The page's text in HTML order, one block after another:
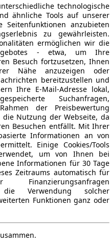
technologische
ähnliche Tools auf unserer
anzubieten
zu gewährleisten.
ermöglichen wir die
- etwa, um Ihre
Besuch fortzusetzen, Ihnen
Nähe anzuzeigen oder
bereitzustellen und
Ihre E-Mail-Adresse lokal,
Suchanfragen,
der Preisbewertung
Nutzung der Webseite, da
Besuchen entfällt. Mit Ihrer
Informationen an von
Einige Cookies/Tools
um von Ihnen bei
Informationen für 30 Tage
Zeitraums automatisch für
die Verwendung solcher
Funktionen ganz oder